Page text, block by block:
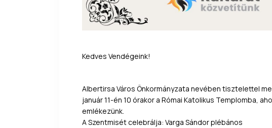
Kedves Vendégeink!
Albertirsa Város Önkormányzata nevében tisztelettel
január 11-én 10 órakor a Római Katolikus Templomba,
emlékezünk.
A Szentmisét celebrálja: Varga Sándor plébános